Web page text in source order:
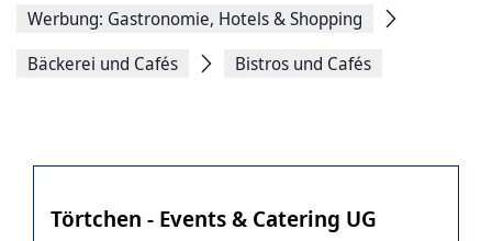
teilen
Seitenlink
Werbung: Gastronomie, Hotels & Shopping
Bäckerei und Cafés
Bistros und Cafés
Törtchen - Events & Catering UG